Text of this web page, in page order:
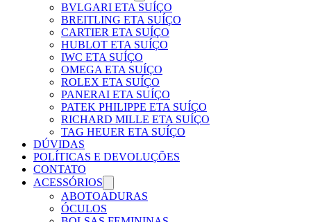
BVLGARI ETA SUÍÇO
BREITLING ETA SUÍÇO
CARTIER ETA SUÍÇO
HUBLOT ETA SUÍÇO
IWC ETA SUÍÇO
OMEGA ETA SUÍÇO
ROLEX ETA SUÍÇO
PANERAI ETA SUÍÇO
PATEK PHILIPPE ETA SUÍÇO
RICHARD MILLE ETA SUÍÇO
TAG HEUER ETA SUÍÇO
DÚVIDAS
POLÍTICAS E DEVOLUÇÕES
CONTATO
ACESSÓRIOS
ABOTOADURAS
ÓCULOS